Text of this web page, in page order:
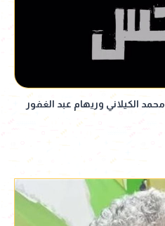
الكيلاني وريهام عبد الغفور